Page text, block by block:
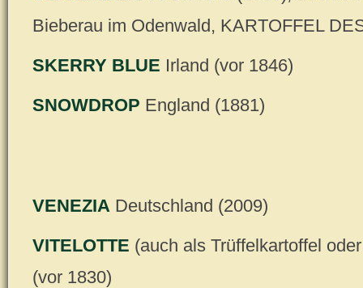
Bieberau im Odenwald, KARTOFFEL
SKERRY BLUE Irland (vor 1846)
SNOWDROP England (1881)
VENEZIA Deutschland (2009)
VITELOTTE (auch als Trüffelkartoffel
(vor 1830)